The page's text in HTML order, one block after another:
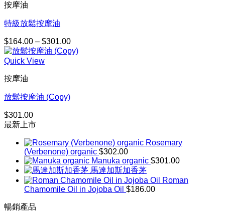
按摩油
特級放鬆按摩油
$164.00 – $301.00價
格
Quick View
按摩油
放鬆按摩油 (Copy)
$301.00
最新上市
Rosemary
(Verbenone) organic $302.00
Manuka organic $301.00
馬達加斯加香茅
Roman
Chamomile Oil in Jojoba Oil $186.00
暢銷產品